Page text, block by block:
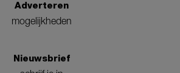
Adverteren
mogelijkheden
Nieuwsbrief